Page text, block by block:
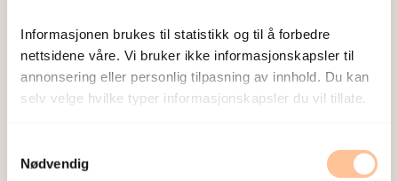
Informasjonen brukes til statistikk og til å forbedre
nettsidene våre. Vi bruker ikke informasjonskapsler til
annonsering eller personlig tilpasning av innhold. Du kan
selv velge hvilke typer informasjonskapsler du vil tillate.
Nødvendig
ทําสิ่งที่คุณชอบทำ
ติดต่อกับเพื่อนและครอบครัวผ่านโซเชียลมีเดีย